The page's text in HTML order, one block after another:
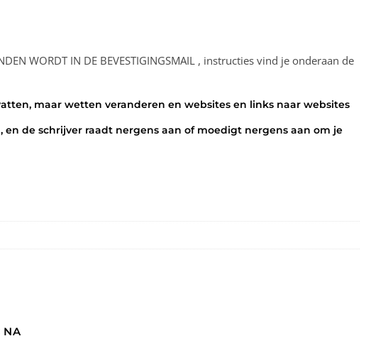
WORDT IN DE BEVESTIGINGSMAIL , instructies vind je onderaan de
maar wetten veranderen en websites en links naar websites
de schrijver raadt nergens aan of moedigt nergens aan om je
NA